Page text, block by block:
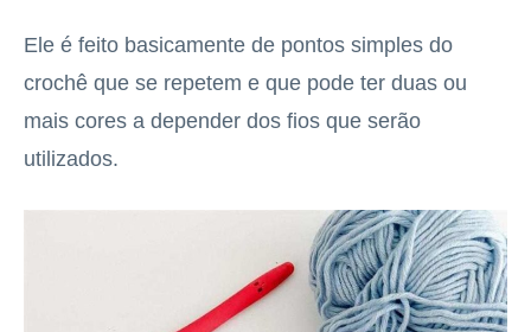
Ele é feito basicamente de pontos simples do
crochê que se repetem e que pode ter duas ou
mais cores a depender dos fios que serão
utilizados.